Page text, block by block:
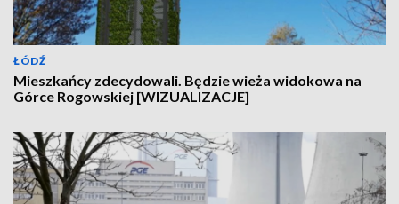
ŁÓDŹ
Mieszkańcy zdecydowali. Będzie wieża widokowa na
Górce Rogowskiej [WIZUALIZACJE]